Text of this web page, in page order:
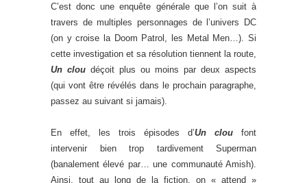
C’est donc une enquête générale que l’on suit à
travers de multiples personnages de l’univers DC
(on y croise la Doom Patrol, les Metal Men…). Si
cette investigation et sa résolution tiennent la route,
Un clou déçoit plus ou moins par deux aspects
(qui vont être révélés dans le prochain paragraphe,
passez au suivant si jamais).
En effet, les trois épisodes d’Un clou font
intervenir bien trop tardivement Superman
(banalement élevé par… une communauté Amish).
Ainsi, tout au long de la fiction, on « attend »